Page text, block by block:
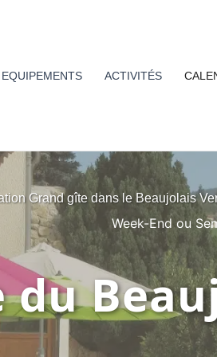
EQUIPEMENTS ACTIVITÉS
Grand gîte dans le Beaujolais
Week-End ou
du